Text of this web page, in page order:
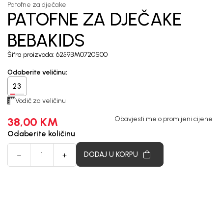
Patofne za dječake
PATOFNE ZA DJEČAKE
BEBAKIDS
Šifra proizvoda: 6259BM0720S00
Odaberite veličinu:
23
Vodič za veličinu
38,00 KM Obavjesti me o promijeni cijene
Odaberite količinu
DODAJ U KORPU